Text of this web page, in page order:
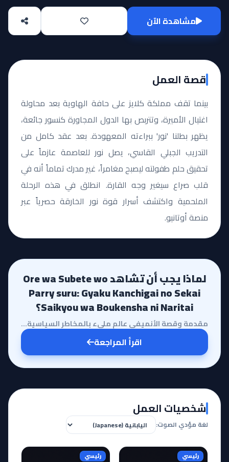
مشاهدة الآن
قصة العمل
بينما تقف مملكة كلايز على حافة الهاوية بعد محاولة
اغتيال الأميرة، وتتربص بها الدول المجاورة كنسور جائعة،
يظهر بطلنا 'نور' ببراءته المعهودة. بعد عقد كامل من
التدريب الجبلي القاسي، يصل نور للعاصمة عازماً على
تحقيق حلم طفولته ليصبح مغامراً، غير مدرك تماماً أنه في
قلب صراع سيغير وجه القارة. انطلق في هذه الرحلة
الملحمية واكتشف أسرار قوة نور الخارقة حصرياً عبر
منصة أوتانيو.
لماذا يجب أن تشاهد Ore wa Subete wo
Parry suru: Gyaku Kanchigai no Sekai
Saikyou wa Boukensha ni Naritai؟
مقدمة وقصة الأنميفي عالم مليء بالمخاطر السياسية والحروب الخفية، تأتي مراجعة أنمي Ore wa Subete wo Pa...
اقرأ المراجعة
شخصيات العمل
لغة مؤدي الصوت:
رئيسي رئيسي